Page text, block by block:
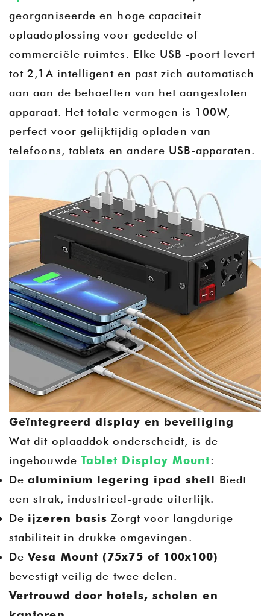
georganiseerde en hoge capaciteit
oplaadoplossing voor gedeelde of
commerciële ruimtes. Elke USB -poort levert
tot 2,1A intelligent en past zich automatisch
aan aan de behoeften van het aangesloten
apparaat. Het totale vermogen is 100W,
perfect voor gelijktijdig opladen van
telefoons, tablets en andere USB-apparaten.
Geïntegreerd display en beveiliging
Wat dit oplaaddok onderscheidt, is de
ingebouwde Tablet Display Mount:
Dealuminium legering ipad shell Biedt
een strak, industrieel-grade uiterlijk.
De ijzeren basis Zorgt voor langdurige
stabiliteit in drukke omgevingen.
DeVesa Mount (75x75 of 100x100)
bevestigt veilig de twee delen.
Vertrouwd door hotels, scholen en